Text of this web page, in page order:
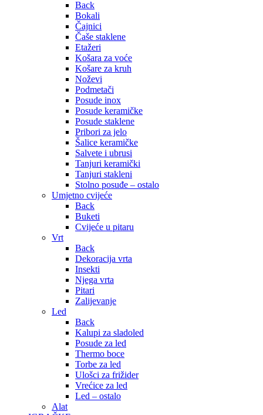
Back
Bokali
Čajnici
Čaše staklene
Etažeri
Košara za voće
Košare za kruh
Noževi
Podmetači
Posude inox
Posude keramičke
Posude staklene
Pribori za jelo
Šalice keramičke
Salvete i ubrusi
Tanjuri keramički
Tanjuri stakleni
Stolno posuđe – ostalo
Umjetno cvijeće
Back
Buketi
Cvijeće u pitaru
Vrt
Back
Dekoracija vrta
Insekti
Njega vrta
Pitari
Zalijevanje
Led
Back
Kalupi za sladoled
Posude za led
Thermo boce
Torbe za led
Ulošci za frižider
Vrećice za led
Led – ostalo
Alat